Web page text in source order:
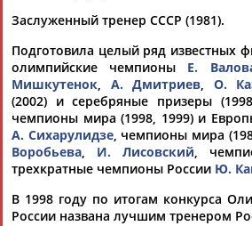
Камалудин
АБДУЛДАУДОВ
Абдула
АБДУЛЖАЛИЛОВ
Магомед
24 персон из 13181
ЕЩЁ
Заслуженный тренер СССР (1981).
Подготовила целый ряд известных
олимпийские чемпионы Е.
Мишкутенок, А. Дмитриев, О.
(2002) и серебряные призеры
чемпионы мира (1998, 1999) и
А. Сихарулидзе, чемпионы мира
Воробьева, И. Лисовский,
трехкратные чемпионы России Ю.
В 1998 году по итогам конкурса
России названа лучшим тренером